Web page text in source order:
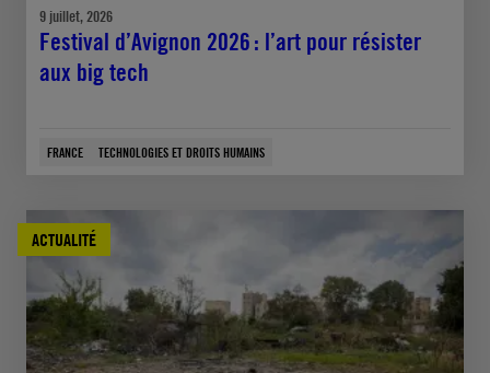
9 juillet, 2026
Festival d’Avignon 2026 : l’art pour résister
aux big tech
FRANCE TECHNOLOGIES ET DROITS HUMAINS
ACTUALITÉ